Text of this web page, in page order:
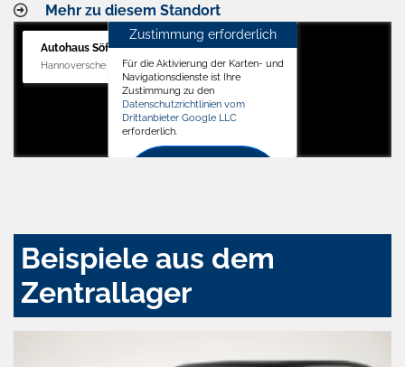
Mehr zu diesem Standort
Autohaus Söffker GmbH
Hannoversche Str. 34, 31688 Nienstädt
Zustimmung erforderlich
Für die Aktivierung der Karten- und
Navigationsdienste ist Ihre
Zustimmung zu den
Datenschutzrichtlinien vom
Drittanbieter Google LLC
erforderlich.
Beispiele aus dem
Zentrallager